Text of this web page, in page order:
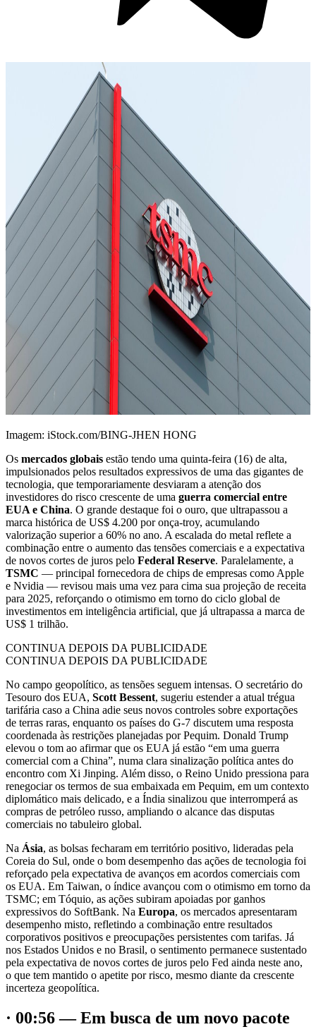
Imagem: iStock.com/BING-JHEN HONG
Os mercados globais estão tendo uma quinta-feira (16) de alta,
impulsionados pelos resultados expressivos de uma das gigantes de
tecnologia, que temporariamente desviaram a atenção dos
investidores do risco crescente de uma guerra comercial entre
EUA e China. O grande destaque foi o ouro, que ultrapassou a
marca histórica de US$ 4.200 por onça-troy, acumulando
valorização superior a 60% no ano. A escalada do metal reflete a
combinação entre o aumento das tensões comerciais e a expectativa
de novos cortes de juros pelo Federal Reserve. Paralelamente, a
TSMC — principal fornecedora de chips de empresas como Apple
e Nvidia — revisou mais uma vez para cima sua projeção de receita
para 2025, reforçando o otimismo em torno do ciclo global de
investimentos em inteligência artificial, que já ultrapassa a marca de
US$ 1 trilhão.
CONTINUA DEPOIS DA PUBLICIDADE
CONTINUA DEPOIS DA PUBLICIDADE
No campo geopolítico, as tensões seguem intensas. O secretário do
Tesouro dos EUA, Scott Bessent, sugeriu estender a atual trégua
tarifária caso a China adie seus novos controles sobre exportações
de terras raras, enquanto os países do G-7 discutem uma resposta
coordenada às restrições planejadas por Pequim. Donald Trump
elevou o tom ao afirmar que os EUA já estão “em uma guerra
comercial com a China”, numa clara sinalização política antes do
encontro com Xi Jinping. Além disso, o Reino Unido pressiona para
renegociar os termos de sua embaixada em Pequim, em um contexto
diplomático mais delicado, e a Índia sinalizou que interromperá as
compras de petróleo russo, ampliando o alcance das disputas
comerciais no tabuleiro global.
Na Ásia, as bolsas fecharam em território positivo, lideradas pela
Coreia do Sul, onde o bom desempenho das ações de tecnologia foi
reforçado pela expectativa de avanços em acordos comerciais com
os EUA. Em Taiwan, o índice avançou com o otimismo em torno da
TSMC; em Tóquio, as ações subiram apoiadas por ganhos
expressivos do SoftBank. Na Europa, os mercados apresentaram
desempenho misto, refletindo a combinação entre resultados
corporativos positivos e preocupações persistentes com tarifas. Já
nos Estados Unidos e no Brasil, o sentimento permanece sustentado
pela expectativa de novos cortes de juros pelo Fed ainda neste ano,
o que tem mantido o apetite por risco, mesmo diante da crescente
incerteza geopolítica.
· 00:56 — Em busca de um novo pacote